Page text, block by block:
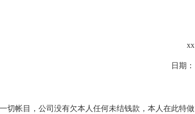
xx
日期：
帐目，公司没有欠本人任何未结钱款，本人在此特做